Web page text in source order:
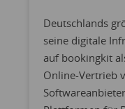
Deutschlands
seine digitale
auf bookingkit
Online-Vertrieb